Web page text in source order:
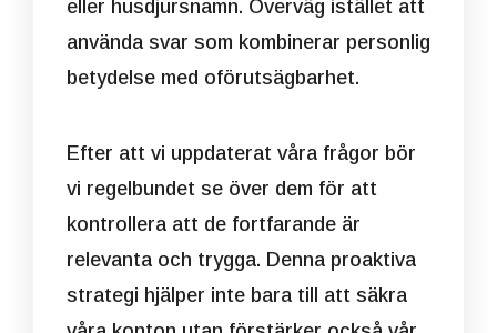
eller husdjursnamn. Överväg istället att
använda svar som kombinerar personlig
betydelse med oförutsägbarhet.
Efter att vi uppdaterat våra frågor bör
vi regelbundet se över dem för att
kontrollera att de fortfarande är
relevanta och trygga. Denna proaktiva
strategi hjälper inte bara till att säkra